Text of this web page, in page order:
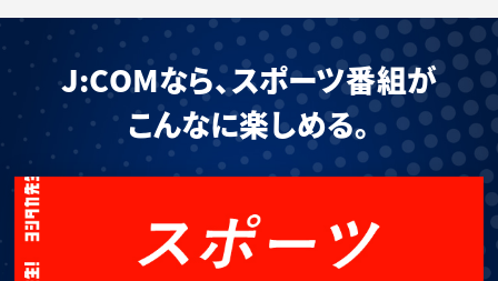
J:COMなら、スポーツ番組が
こんなに楽しめる。